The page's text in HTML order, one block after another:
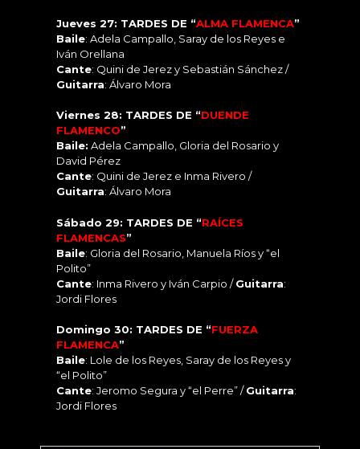
Jueves 27: TARDES DE “ALMA FLAMENCA”
Baile: Adela Campallo, Saray de los Reyes e
Iván Orellana
Cante: Quini de Jerez y Sebastián Sánchez /
Guitarra: Álvaro Mora
Viernes 28: TARDES DE “DUENDE
FLAMENCO”
Baile: Adela Campallo, Gloria del Rosario y
David Pérez
Cante: Quini de Jerez e Inma Rivero /
Guitarra: Álvaro Mora
Sábado 29: TARDES DE “RAÍCES
FLAMENCAS”
Baile: Gloria del Rosario, Manuela Ríos y “el
Polito”
Cante: Inma Rivero y Iván Carpio /Guitarra:
Jordi Flores
Domingo 30: TARDES DE “FUERZA
FLAMENCA”
Baile: Lole de los Reyes, Saray de los Reyes y
“el Polito”
Cante: Jeromo Segura y “el Perre” /Guitarra:
Jordi Flores